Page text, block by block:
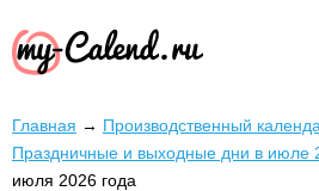
Главная → Производственный
Праздничные и выходные дни в июле
июля 2026 года